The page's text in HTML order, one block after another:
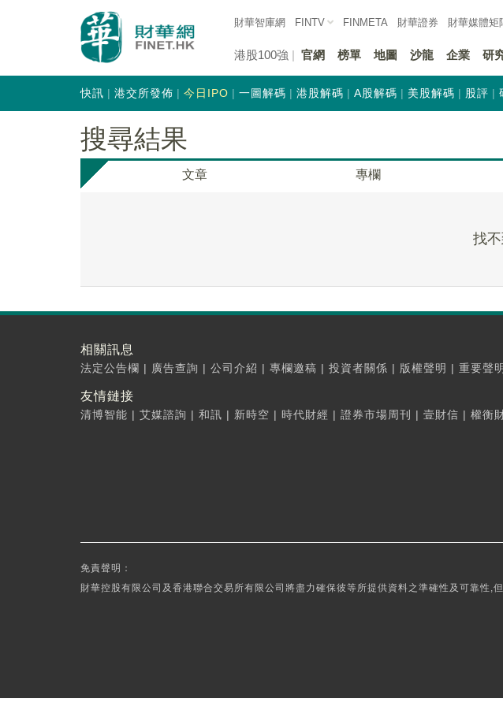
財華智庫網 FINTV FINMETA 財華證券 財華媒體矩
港股100強 官網 榜單 地圖 沙龍 企業 研
快訊 港交所發佈 今日IPO 一圖解碼 港股解碼 A股解碼 美股解碼 股評
搜尋結果
文章 專欄
找
相關訊息
法定公告欄 | 廣告查詢 | 公司介紹 | 專欄邀稿 | 投資者關係 | 版權聲明 | 重要聲明
友情鏈接
清博智能 | 艾媒諮詢 | 和訊 | 新時空 | 時代財經 | 證券市場周刊 | 壹財信 | 權衡
免責聲明：
財華控股有限公司及香港聯合交易所有限公司將盡力確保彼等所提供資料之準確性及可靠性,